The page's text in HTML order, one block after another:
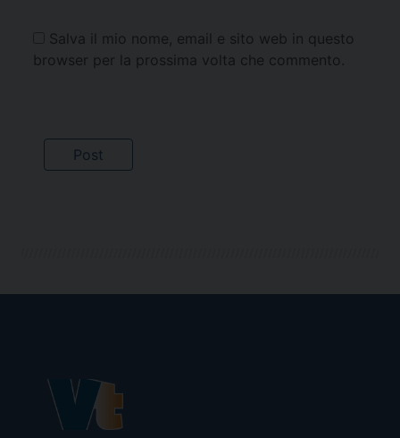
Salva il mio nome, email e sito web in questo
browser per la prossima volta che commento.